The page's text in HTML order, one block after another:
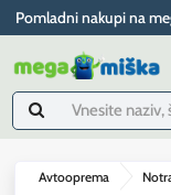
Pomladni nakupi na
Avtooprema